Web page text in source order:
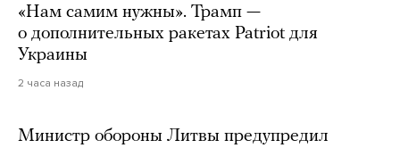
«Нам самим нужны». Трамп —
о дополнительных ракетах Patriot для
Украины
2 часа назад
Министр обороны Литвы предупредил